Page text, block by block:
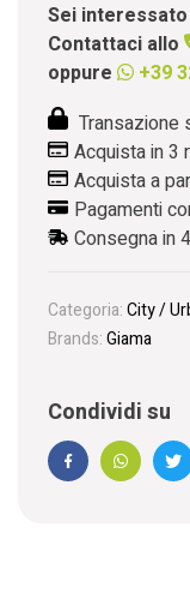
Sei
Contattaci allo
oppure
+39
Transazione
Acquista in 3
Acquista a
Pagamenti
Consegna in
Categoria:City /
Brands:Giama
Condividi su
FacebookWhatsApp